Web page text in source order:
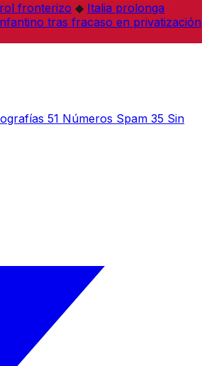
fronterizo ◆ Italia prolonga
tras fracaso en privatización
51 Números Spam 35 Sin